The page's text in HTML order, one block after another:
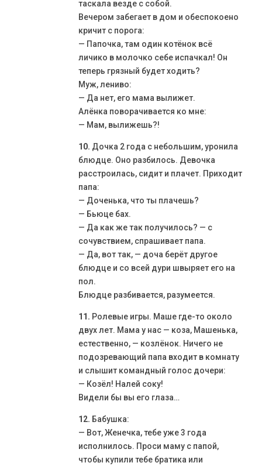
таскала везде с собой.
Вечером забегает в дом и обеспокоено
кричит с порога:
— Папочка, там один котёнок всё
личико в молочко себе испачкал! Он
теперь грязный будет ходить?
Муж, лениво:
— Да нет, его мама вылижет.
Алёнка поворачивается ко мне:
— Мам, вылижешь?!
10. Дочка 2 года с небольшим, уронила
блюдце. Оно разбилось. Девочка
расстроилась, сидит и плачет. Приходит
папа:
— Доченька, что ты плачешь?
— Бьюце бах.
— Да как же так получилось? — с
сочувствием, спрашивает папа.
— Да, вот так, — доча берёт другое
блюдце и со всей дури швыряет его на
пол.
Блюдце разбивается, разумеется.
11. Ролевые игры. Маше где-то около
двух лет. Мама у нас — коза, Машенька,
естественно, — козлёнок. Ничего не
подозревающий папа входит в комнату
и слышит командный голос дочери:
— Козёл! Налей соку!
Видели бы вы его глаза…
12. Бабушка:
— Вот, Женечка, тебе уже 3 года
исполнилось. Проси маму с папой,
чтобы купили тебе братика или